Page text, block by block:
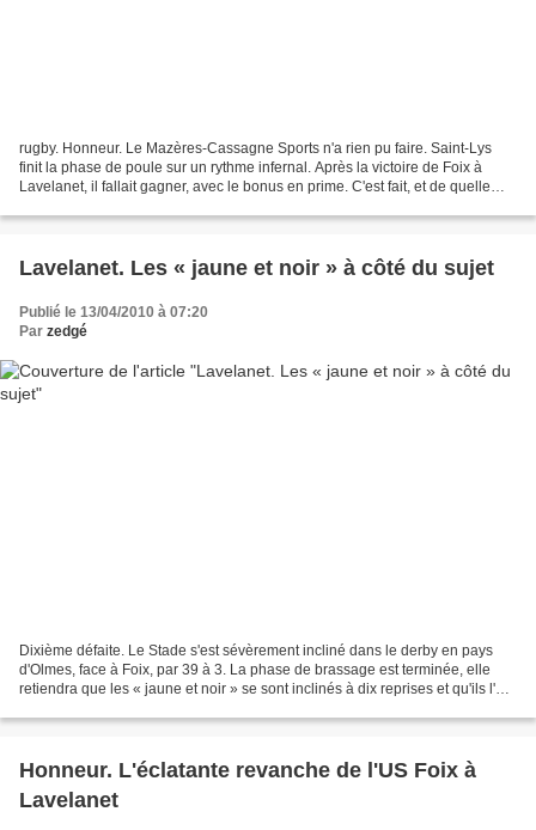
rugby. Honneur. Le Mazères-Cassagne Sports n'a rien pu faire. Saint-Lys
finit la phase de poule sur un rythme infernal. Après la victoire de Foix à
Lavelanet, il fallait gagner, avec le bonus en prime. C'est fait, et de quelle
Lavelanet. Les « jaune et noir » à côté du sujet
Publié le 13/04/2010 à 07:20
Par zedgé
Dixième défaite. Le Stade s'est sévèrement incliné dans le derby en pays
d'Olmes, face à Foix, par 39 à 3. La phase de brassage est terminée, elle
retiendra que les « jaune et noir » se sont inclinés à dix reprises et qu'ils l'ont
Honneur. L'éclatante revanche de l'US Foix à
Lavelanet